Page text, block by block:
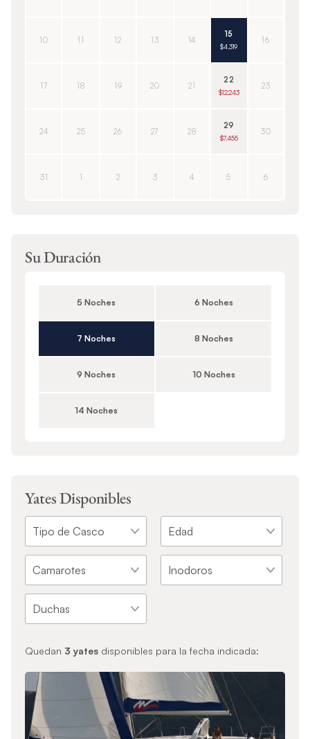
10 11 12 13 14
15
$4,319
16
17 18 19 20 21
22
$12,243
23
24 25 26 27 28
29
$7,455
30
31 1 2 3 4 5 6
Su Duración
5 Noches 6 Noches
7 Noches 8 Noches
9 Noches 10 Noches
14 Noches
Yates Disponibles
Quedan 3 yatesdisponibles para la fecha indicada: